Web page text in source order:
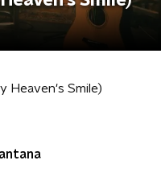
Heaven's Smile)